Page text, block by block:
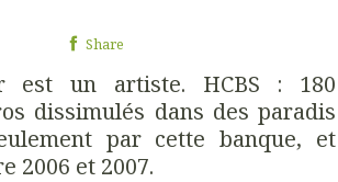
Share
est un artiste. HCBS : 180
dissimulés dans des paradis
par cette banque, et
2006 et 2007.